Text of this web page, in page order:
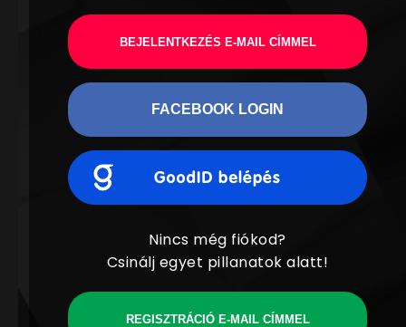
BEJELENTKEZÉS E-MAIL CÍMMEL
FACEBOOK LOGIN
Nincs még fiókod?
Csinálj egyet pillanatok alatt!
REGISZTRÁCIÓ E-MAIL CÍMMEL